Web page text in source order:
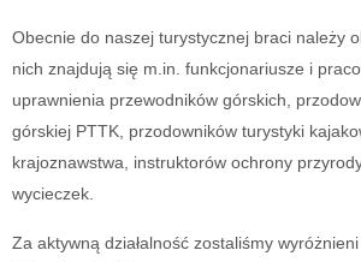
Obecnie do naszej turystycznej braci należy
nich znajdują się m.in. funkcjonariusze i
uprawnienia przewodników górskich,
górskiej PTTK, przodowników turystyki
krajoznawstwa, instruktorów ochrony
wycieczek.
Za aktywną działalność zostaliśmy